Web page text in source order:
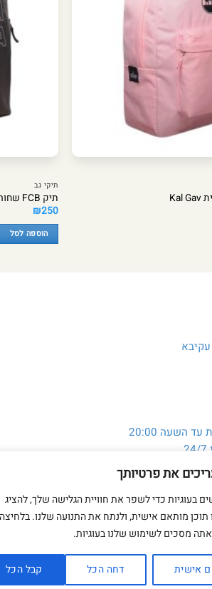
את פרטיותך
בעוגיות כדי לשפר את חוויית הגלישה שלך, להציג
תוכן מותאם אישית, ולנתח את התנועה שלנו.
מסכים לשימוש שלנו בעוגיות.
אישית דחה הכל קבל הכל
תיקי גב
תיק FCB שחור – מבית Kal Gav
₪250
הוספה לסל
השעה 20:00
054-3980564